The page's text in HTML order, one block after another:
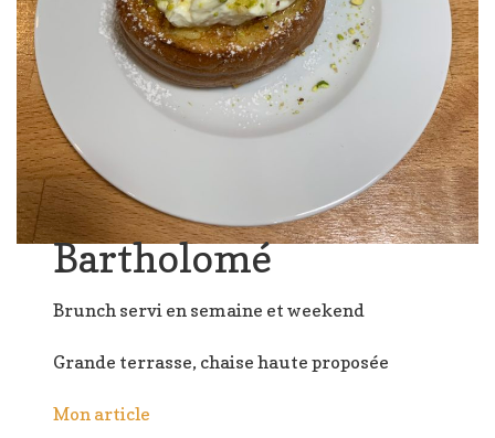
Bartholomé
Brunch servi en semaine et weekend
Grande terrasse, chaise haute proposée
Mon article